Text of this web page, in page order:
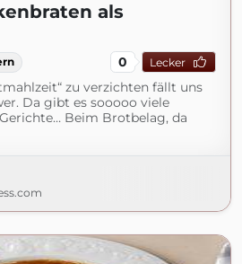
als
0 Lecker
zu verzichten fällt uns
Da gibt es sooooo viele
Beim Brotbelag, da